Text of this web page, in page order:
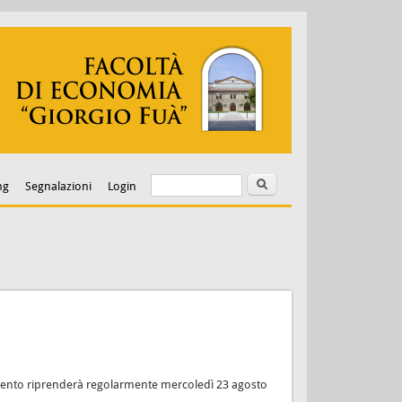
Segnalazioni Login Form di ricerca
Cerca
riprenderà regolarmente mercoledì 23 agosto